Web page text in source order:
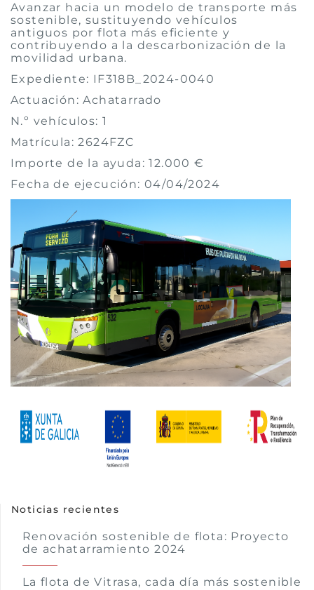
Avanzar hacia un modelo de transporte más
sostenible, sustituyendo vehículos
antiguos por flota más eficiente y
contribuyendo a la descarbonización de la
movilidad urbana.
Expediente: IF318B_2024-0040
Actuación: Achatarrado
N.º vehículos: 1
Matrícula: 2624FZC
Importe de la ayuda: 12.000 €
Fecha de ejecución: 04/04/2024
Noticias recientes
Renovación sostenible de flota: Proyecto
de achatarramiento 2024
La flota de Vitrasa, cada día más sostenible